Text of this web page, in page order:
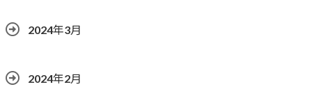
2024年3月
2024年2月